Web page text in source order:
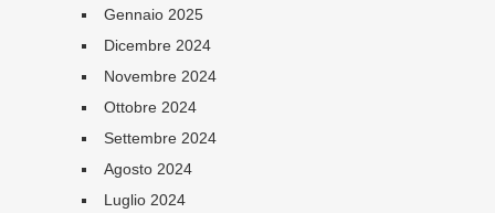
Gennaio 2025
Dicembre 2024
Novembre 2024
Ottobre 2024
Settembre 2024
Agosto 2024
Luglio 2024